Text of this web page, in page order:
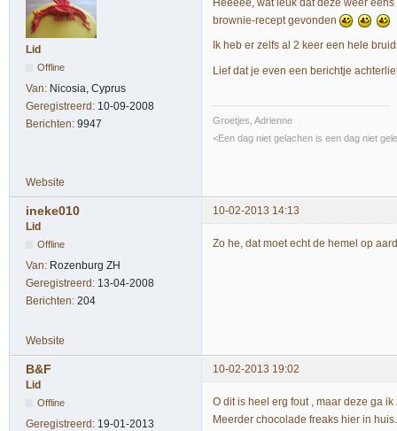
Lid
Offline
Van: Nicosia, Cyprus
Geregistreerd: 10-09-2008
Berichten: 9947
Heeeee, wat leuk dat deze weer
brownie-recept gevonden
Ik heb er zelfs al 2 keer een hele
Lief dat je even een berichtje
Groetjes, Adrienne
<Een dag niet gelachen is een dag niet
Website
ineke010
10-02-2013 14:13
Lid
Offline
Van: Rozenburg ZH
Geregistreerd: 13-04-2008
Berichten: 204
Zo he, dat moet echt de hemel op
Website
B&F
10-02-2013 19:02
Lid
Offline
Geregistreerd: 19-01-2013
O dit is heel erg fout , maar deze ga
Meerder chocolade freaks hier in huis.